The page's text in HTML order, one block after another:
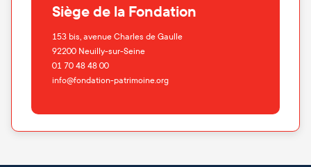
Siège de la Fondation
153 bis, avenue Charles de Gaulle
92200 Neuilly-sur-Seine
01 70 48 48 00
info@fondation-patrimoine.org